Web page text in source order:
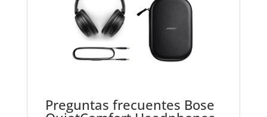
Preguntas frecuentes Bose